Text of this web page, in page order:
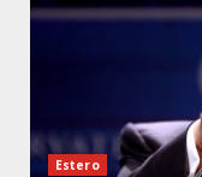
Estero